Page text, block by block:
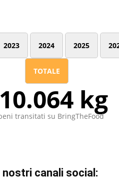
2023 2024 2025
TOTALE
kg
transitati su BringTheFood
nostri canali social: